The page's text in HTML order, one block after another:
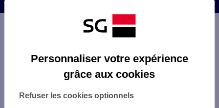
Personnaliser votre expérience
grâce aux cookies
Refuser les cookies optionnels